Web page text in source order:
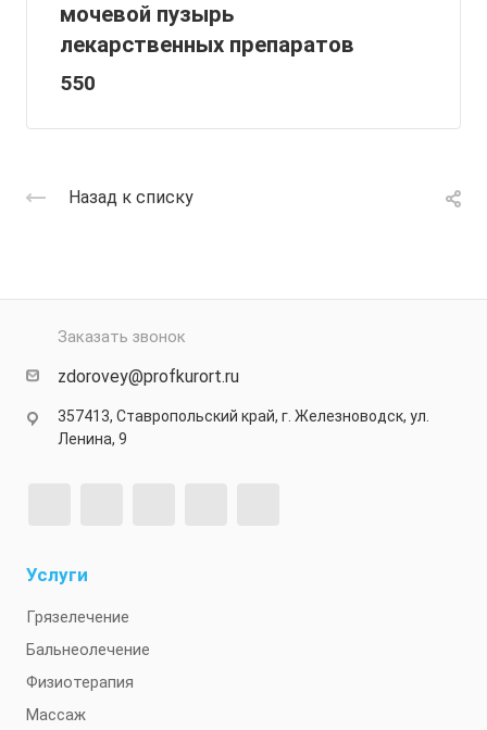
мочевой пузырь
лекарственных препаратов
550
Назад к списку
Заказать звонок
zdorovey@profkurort.ru
357413, Ставропольский край, г. Железноводск, ул.
Ленина, 9
Услуги
Грязелечение
Бальнеолечение
Физиотерапия
Массаж